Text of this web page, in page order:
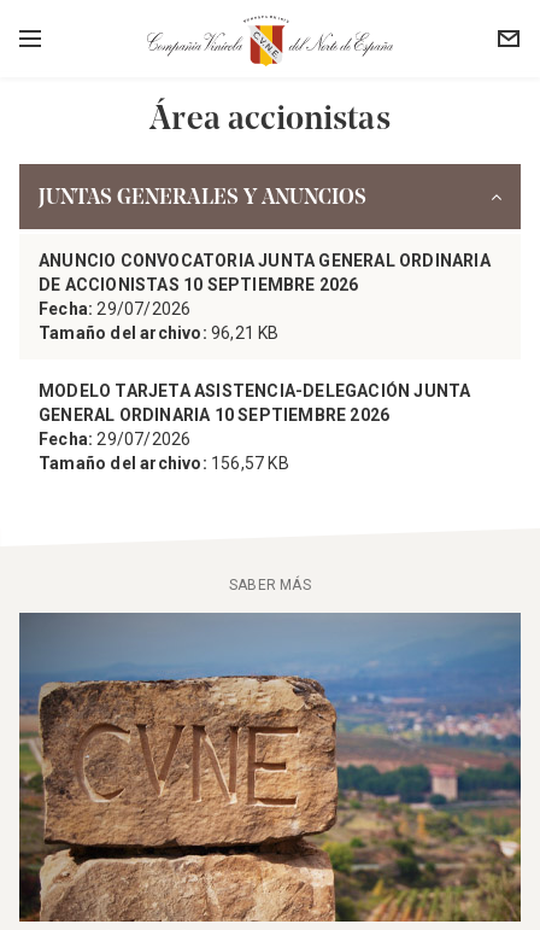
Área accionistas
JUNTAS GENERALES Y ANUNCIOS
ANUNCIO CONVOCATORIA JUNTA GENERAL ORDINARIA
DE ACCIONISTAS 10 SEPTIEMBRE 2026
Fecha: 29/07/2026
Tamaño del archivo: 96,21 KB
MODELO TARJETA ASISTENCIA-DELEGACIÓN JUNTA
GENERAL ORDINARIA 10 SEPTIEMBRE 2026
Fecha: 29/07/2026
Tamaño del archivo: 156,57 KB
SABER MÁS